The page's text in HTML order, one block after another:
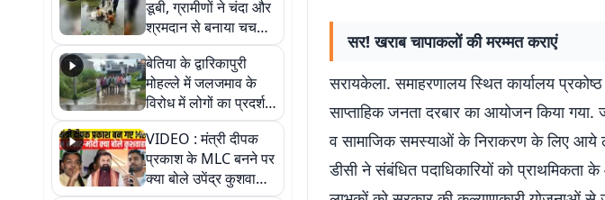
डूबी, ग्रामीणों ने चंदा और
श्रमदान से बनाया चचरी
पुल
बेतिया के द्वारिकापुरी
मोहल्ले में जलजमाव के
विरोध में लोगों का प्रदर्शन,
स्थायी समाधान की मांग
VIDEO : मंत्री दीपक
प्रकाश के MLC बनने पर
क्या बोले उपेंद्र कुशवाहा,
सर! खराब चापाकलों की मरम्मत कराएं
सरायकेला. समाहरणालय स्थित कार्यालय
साप्ताहिक जनता दरबार का आयोजन किया गया.
व सामाजिक समस्याओं के निराकरण के लिए
डीसी ने संबंधित पदाधिकारियों को प्राथमिकता